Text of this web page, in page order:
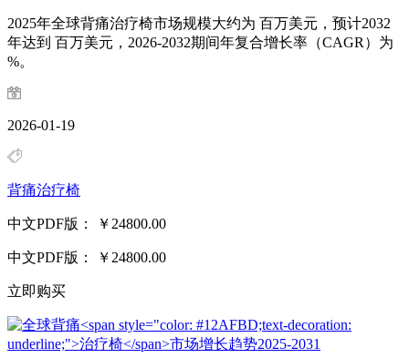
2025年全球背痛治疗椅市场规模大约为 百万美元，预计2032
年达到 百万美元，2026-2032期间年复合增长率（CAGR）为
%。
2026-01-19
背痛治疗椅
中文PDF版： ￥24800.00
中文PDF版： ￥24800.00
立即购买